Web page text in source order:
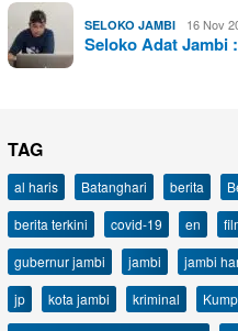
SELOKO JAMBI 16 Nov
Seloko Adat
TAG
al haris Batanghari berita
berita terkini
covid-19 en
gubernur jambi
jambi jambi
jp
kota jambi kriminal